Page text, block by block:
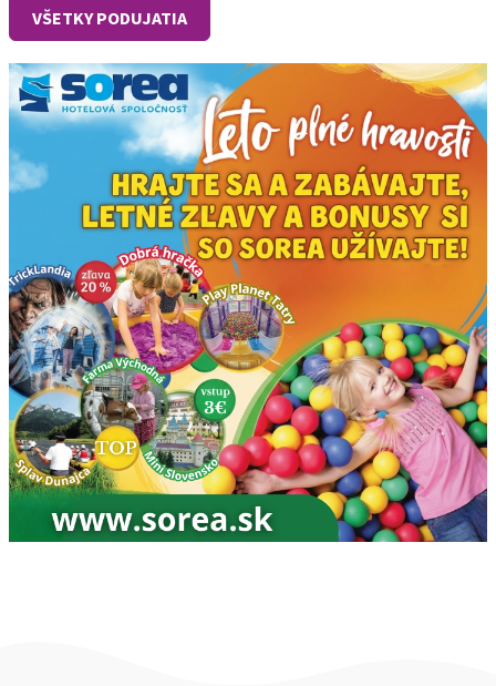
VŠETKY PODUJATIA